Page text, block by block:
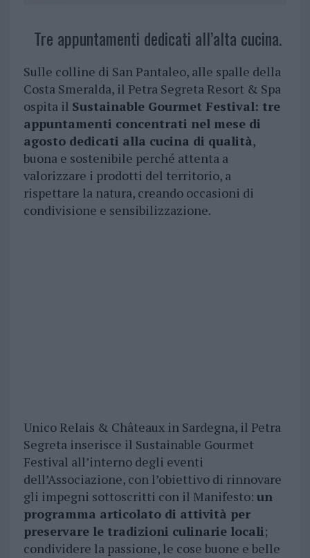
Tre appuntamenti dedicati all’alta cucina.
Sulle colline di San Pantaleo, alle spalle della
Costa Smeralda, il Petra Segreta Resort & Spa
ospita il Sustainable Gourmet Festival: tre
appuntamenti concentrati nel mese di
agosto dedicati alla cucina di qualità,
buona e sostenibile perché attenta a
valorizzare i prodotti del territorio, a
rispettare la natura, creando occasioni di
condivisione e sensibilizzazione.
Unico Relais & Châteaux in Sardegna, il Petra
Segreta inserisce il Sustainable Gourmet
Festival all’interno degli eventi
dell’Associazione, con l’obiettivo di rinnovare
gli impegni sottoscritti con il Manifesto: un
programma articolato di attività per
preservare le tradizioni culinarie locali;
condividere la passione, le cose buone e belle